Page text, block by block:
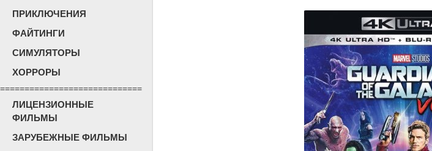
ПРИКЛЮЧЕНИЯ
ФАЙТИНГИ
СИМУЛЯТОРЫ
ХОРРОРЫ
=============================
ЛИЦЕНЗИОННЫЕ
ФИЛЬМЫ
ЗАРУБЕЖНЫЕ ФИЛЬМЫ